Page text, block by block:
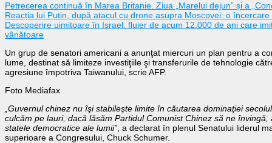
Petrecerea continuă în Marea Britanie. Ziua „Marelui dejun” și a
Reacția lui Putin, după atacul cu drone asupra Moscovei: o
Descoperire uimitoare în Israel: fluier de acum 12.000 de ani care
vânătoare
Un grup de senatori americani a anunţat miercuri un plan pentru a
lume, destinat să limiteze investiţiile şi transferurile de tehnologie
agresiune împotriva Taiwanului, scrie AFP.
Foto Mediafax
„Guvernul chinez nu îşi stabileşte limite în căutarea dominaţiei
culcăm pe lauri, dacă lăsăm Partidul Comunist Chinez să ne
statele democratice ale lumii”, a declarat în plenul Senatului liderul
superioare a Congresului, Chuck Schumer.